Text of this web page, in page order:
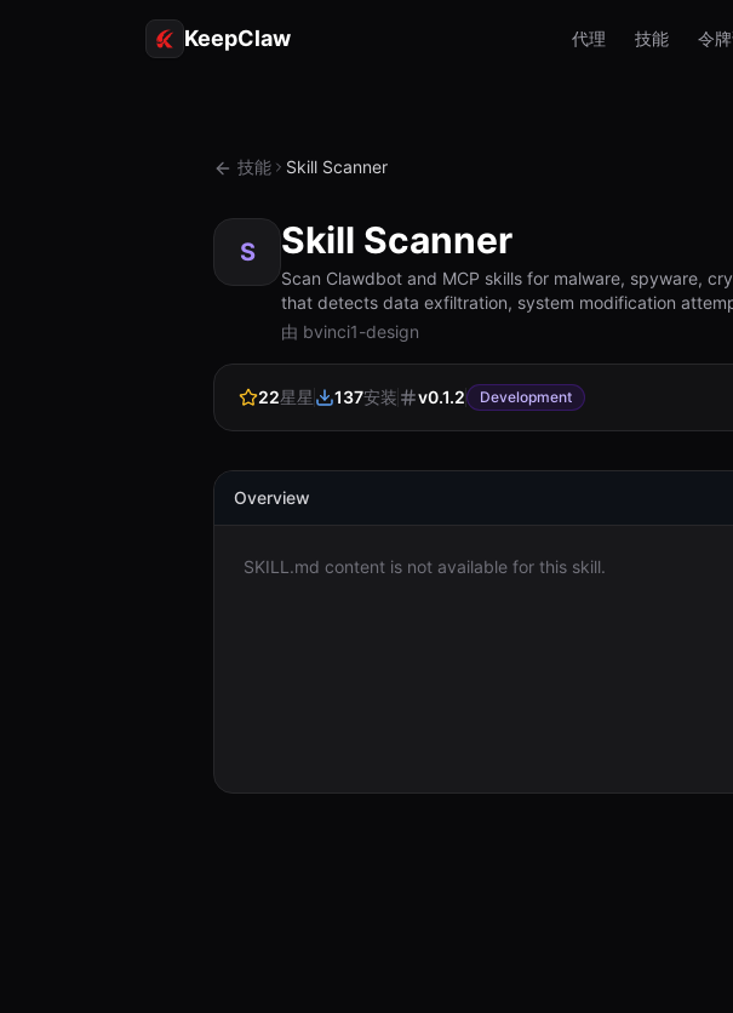
KeepClaw 代理 技能 令
技能 Skill Scanner
S Skill Scanner
Scan Clawdbot and MCP skills for malware, spyware,
that detects data exfiltration, system modification
由 bvinci1-design
22星星 137安装 v0.1.2 Development
Overview
SKILL.md content is not available for this skill.